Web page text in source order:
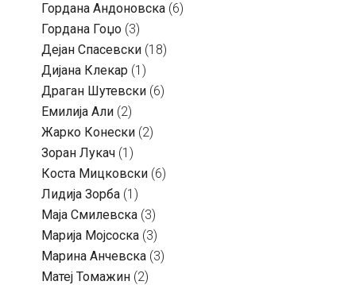
Гордана Андоновска (6)
Гордана Гоџо (3)
Дејан Спасевски (18)
Дијана Клекар (1)
Драган Шутевски (6)
Емилија Али (2)
Жарко Конески (2)
Зоран Лукач (1)
Коста Мицковски (6)
Лидија Зорба (1)
Маја Смилевска (3)
Марија Мојсоска (3)
Марина Анчевска (3)
Матеј Томажин (2)